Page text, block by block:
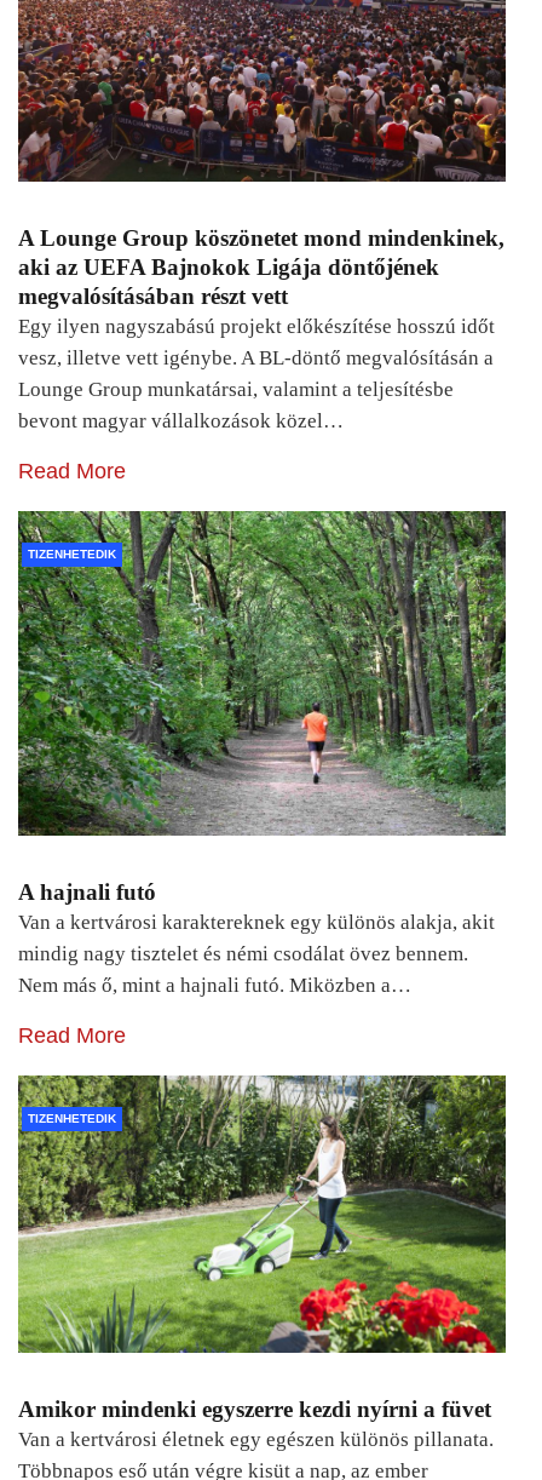
A Lounge Group köszönetet mond mindenkinek,
aki az UEFA Bajnokok Ligája döntőjének
megvalósításában részt vett
Egy ilyen nagyszabású projekt előkészítése hosszú időt
vesz, illetve vett igénybe. A BL-döntő megvalósításán a
Lounge Group munkatársai, valamint a teljesítésbe
bevont magyar vállalkozások közel…
Read More
TIZENHETEDIK
A hajnali futó
Van a kertvárosi karaktereknek egy különös alakja, akit
mindig nagy tisztelet és némi csodálat övez bennem.
Nem más ő, mint a hajnali futó. Miközben a…
Read More
TIZENHETEDIK
Amikor mindenki egyszerre kezdi nyírni a füvet
Van a kertvárosi életnek egy egészen különös pillanata.
Többnapos eső után végre kisüt a nap, az ember